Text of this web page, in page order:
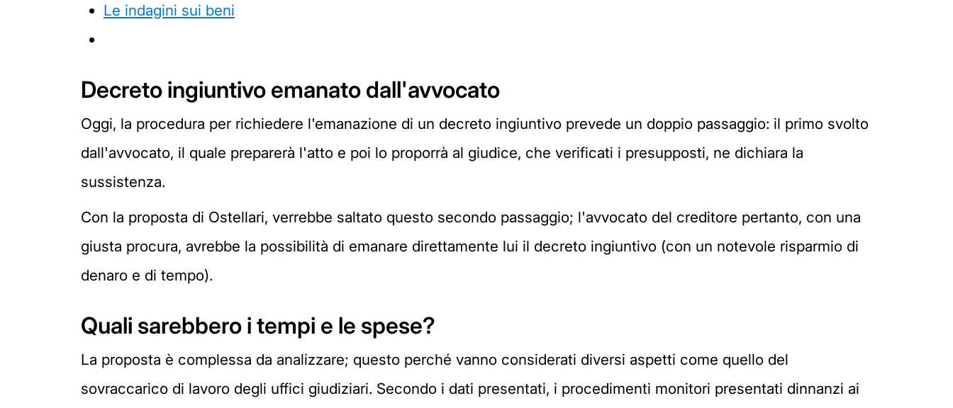
Le indagini sui beni
Decreto ingiuntivo emanato dall'avvocato
Oggi, la procedura per richiedere l'emanazione di un decreto ingiuntivo prevede un doppio passaggio: il primo svolto
dall'avvocato, il quale preparerà l'atto e poi lo proporrà al giudice, che verificati i presupposti, ne dichiara la
sussistenza.
Con la proposta di Ostellari, verrebbe saltato questo secondo passaggio; l'avvocato del creditore pertanto, con una
giusta procura, avrebbe la possibilità di emanare direttamente lui il decreto ingiuntivo (con un notevole risparmio di
denaro e di tempo).
Quali sarebbero i tempi e le spese?
La proposta è complessa da analizzare; questo perché vanno considerati diversi aspetti come quello del
sovraccarico di lavoro degli uffici giudiziari. Secondo i dati presentati, i procedimenti monitori presentati dinnanzi ai